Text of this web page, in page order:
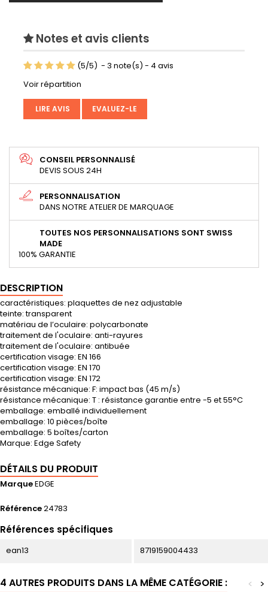
Notes et avis clients
(5/5) - 3 note(s) - 4 avis
Voir répartition
LIRE AVIS EVALUEZ-LE
CONSEIL PERSONNALISÉ
DEVIS SOUS 24H
PERSONNALISATION
DANS NOTRE ATELIER DE MARQUAGE
TOUTES NOS PERSONNALISATIONS SONT SWISS
MADE
100% GARANTIE
DESCRIPTION
caractéristiques: plaquettes de nez adjustable
teinte: transparent
matériau de l’oculaire: polycarbonate
traitement de l'oculaire: anti-rayures
traitement de l'oculaire: antibuée
certification visage: EN 166
certification visage: EN 170
certification visage: EN 172
résistance mécanique: F: impact bas (45 m/s)
résistance mécanique: T : résistance garantie entre -5 et 55°C
emballage: emballé individuellement
emballage: 10 pièces/boîte
emballage: 5 boîtes/carton
Marque: Edge Safety
DÉTAILS DU PRODUIT
MarqueEDGE
Référence24783
Références spécifiques
ean13 8719159004433
4 AUTRES PRODUITS DANS LA MÊME CATÉGORIE : >
<